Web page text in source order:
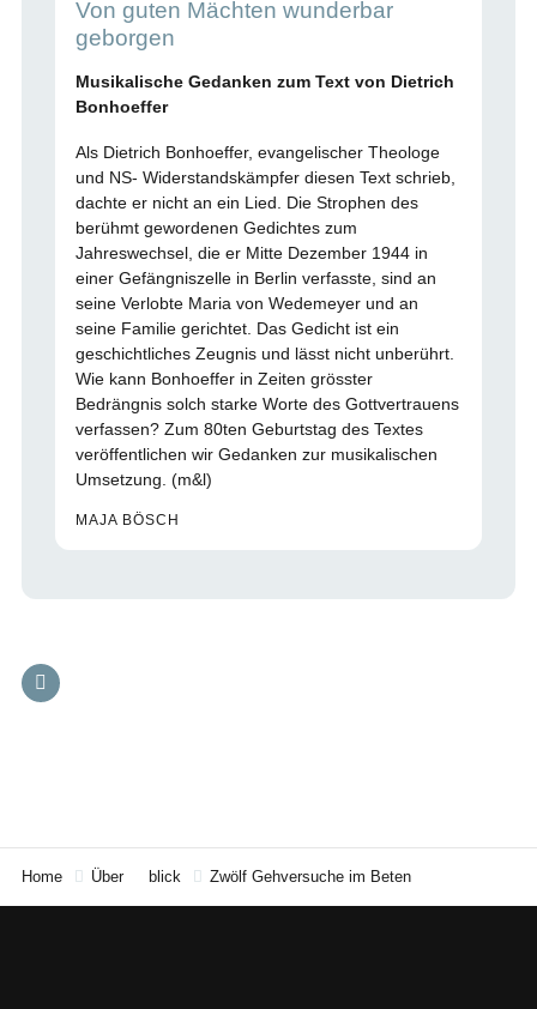
Von guten Mächten wunderbar
geborgen
Musikalische Gedanken zum Text von Dietrich
Bonhoeffer
Als Dietrich Bonhoeffer, evangelischer Theologe
und NS- Widerstandskämpfer diesen Text schrieb,
dachte er nicht an ein Lied. Die Strophen des
berühmt gewordenen Gedichtes zum
Jahreswechsel, die er Mitte Dezember 1944 in
einer Gefängniszelle in Berlin verfasste, sind an
seine Verlobte Maria von Wedemeyer und an
seine Familie gerichtet. Das Gedicht ist ein
geschichtliches Zeugnis und lässt nicht unberührt.
Wie kann Bonhoeffer in Zeiten grösster
Bedrängnis solch starke Worte des Gottvertrauens
verfassen? Zum 80ten Geburtstag des Textes
veröffentlichen wir Gedanken zur musikalischen
Umsetzung. (m&l)
MAJA BÖSCH
Home Über blick Zwölf Gehversuche im Beten